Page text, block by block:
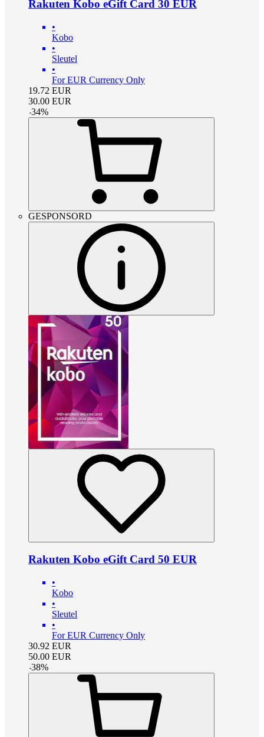
Rakuten Kobo eGift Card 30 EUR
•
Kobo
•
Sleutel
•
For EUR Currency Only
19.72 EUR
30.00 EUR
-34%
GESPONSORD
Rakuten Kobo eGift Card 50 EUR
•
Kobo
•
Sleutel
•
For EUR Currency Only
30.92 EUR
50.00 EUR
-38%